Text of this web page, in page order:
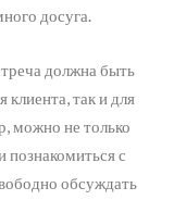
досуга.
должна быть
клиента, так и для
можно не только
познакомиться с
обсуждать